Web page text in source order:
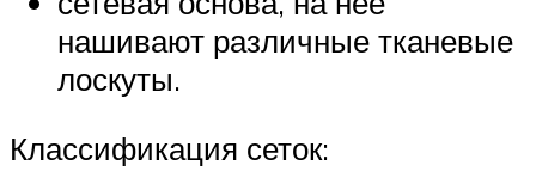
нашивают различные тканевые
лоскуты.
Классификация сеток: